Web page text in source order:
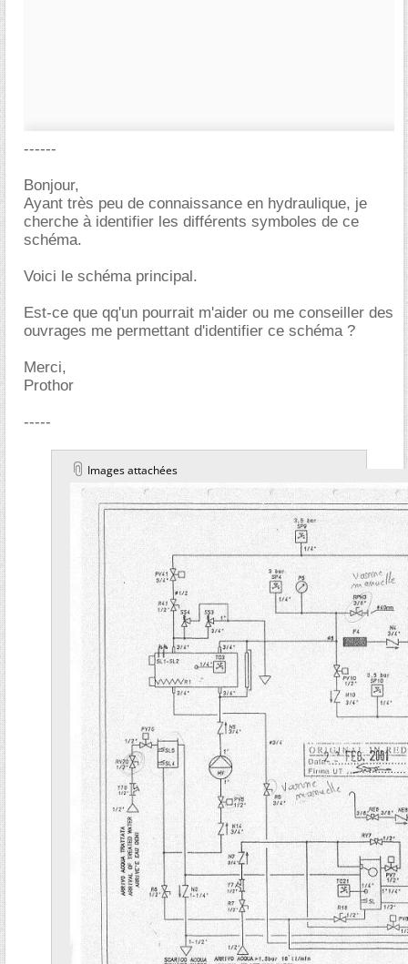
------
Bonjour,
Ayant très peu de connaissance en hydraulique, je
cherche à identifier les différents symboles de ce
schéma.
Voici le schéma principal.
Est-ce que qq'un pourrait m'aider ou me conseiller des
ouvrages me permettant d'identifier ce schéma ?
Merci,
Prothor
-----
Images attachées